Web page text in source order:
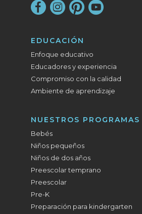
EDUCACIÓN
Enfoque educativo
Educadores y experiencia
Compromiso con la calidad
Ambiente de aprendizaje
NUESTROS PROGRAMAS
Bebés
Niños pequeños
Niños de dos años
Preescolar temprano
Preescolar
Pre-K
Preparación para kindergarten